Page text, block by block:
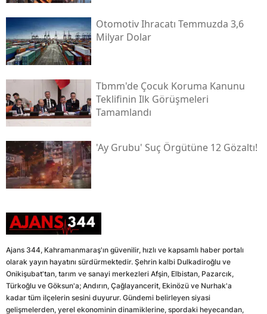
Otomotiv Ihracatı Temmuzda 3,6
Milyar Dolar
Tbmm'de Çocuk Koruma Kanunu
Teklifinin Ilk Görüşmeleri
Tamamlandı
'ay Grubu' Suç Örgütüne 12 Gözaltı!
Ajans 344, Kahramanmaraş'ın güvenilir, hızlı ve kapsamlı haber portalı
olarak yayın hayatını sürdürmektedir. Şehrin kalbi Dulkadiroğlu ve
Onikişubat'tan, tarım ve sanayi merkezleri Afşin, Elbistan, Pazarcık,
Türkoğlu ve Göksun'a; Andırın, Çağlayancerit, Ekinözü ve Nurhak'a
kadar tüm ilçelerin sesini duyurur. Gündemi belirleyen siyasi
gelişmelerden, yerel ekonominin dinamiklerine, spordaki heyecandan,